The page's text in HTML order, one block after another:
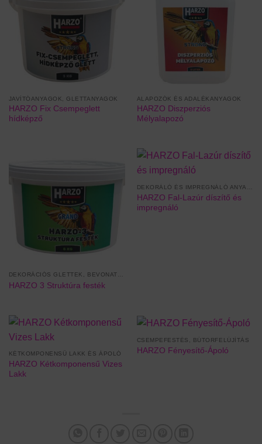
JAVÍTÓANYAGOK, GLETTANYAGOK
HARZO Fix Csempeglett
hídképző
ALAPOZÓK ÉS ADALÉKANYAGOK
HARZO Diszperziós
Mélyalapozó
DEKORÁCIÓS GLETTEK, BEVONATOK
HARZO 3 Struktúra festék
HARZO Fal-Lazúr díszítő és
impregnáló
KÉTKOMPONENSŰ LAKK ÉS ÁPOLÓ
HARZO Kétkomponensű Vizes
Lakk
CSEMPEFESTÉS, BÚTORFELÚJÍTÁS
HARZO Fényesítő-Ápoló